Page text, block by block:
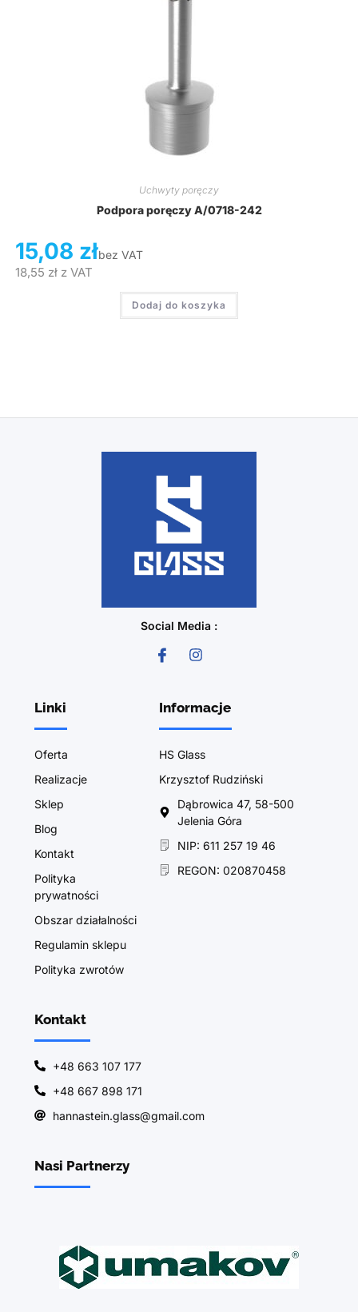
Uchwyty poręczy
Podpora poręczy A/0718-242
15,08 złbez VAT
18,55 złz VAT
Dodaj do koszyka
Social Media :
Linki
Oferta
Realizacje
Sklep
Blog
Kontakt
Polityka
prywatności
Obszar działalności
Regulamin sklepu
Polityka zwrotów
Informacje
HS Glass
Krzysztof Rudziński
Dąbrowica 47, 58-500
Jelenia Góra
NIP: 611 257 19 46
REGON: 020870458
Kontakt
+48 663 107 177
+48 667 898 171
hannastein.glass@gmail.com
Nasi Partnerzy